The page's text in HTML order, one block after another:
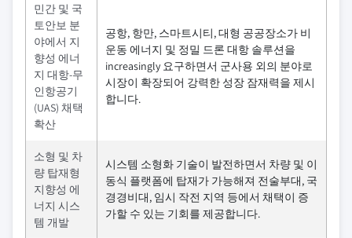
민간 및 국
토안보 분
야에서 지
향성 에너
지 대항-무
인항공기
(UAS) 채택
확산
공항, 항만, 스마트시티, 대형 공공장소가 비
운동 에너지 및 정밀 드론 대항 솔루션을
increasingly 요구하면서 군사용 외의 분야로
시장이 확장되어 강력한 성장 잠재력을 제시
합니다.
소형 및 차
량 탑재형
지향성 에
너지 시스
템 개발
시스템 소형화 기술이 발전하면서 차량 및 이
동식 플랫폼에 탑재가 가능해져 전술부대, 국
경경비대, 임시 작전 지역 등에서 채택이 증
가할 수 있는 기회를 제공합니다.